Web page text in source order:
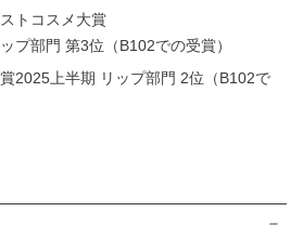
トコスメ大賞
プ部門 第3位（B102での受賞）
2025上半期 リップ部門 2位（B102で